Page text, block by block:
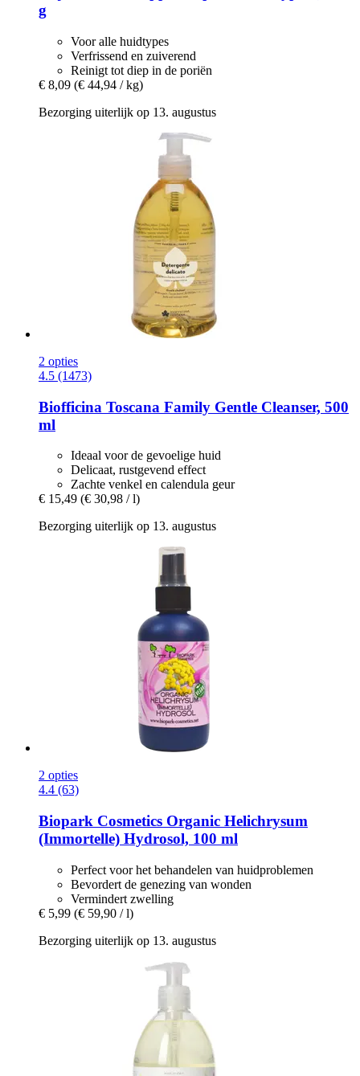
g
Voor alle huidtypes
Verfrissend en zuiverend
Reinigt tot diep in de poriën
€ 8,09 (€ 44,94 / kg)
Bezorging uiterlijk op 13. augustus
2 opties
4.5 (1473)
Biofficina Toscana Family Gentle Cleanser, 500
ml
Ideaal voor de gevoelige huid
Delicaat, rustgevend effect
Zachte venkel en calendula geur
€ 15,49 (€ 30,98 / l)
Bezorging uiterlijk op 13. augustus
2 opties
4.4 (63)
Biopark Cosmetics Organic Helichrysum
(Immortelle) Hydrosol, 100 ml
Perfect voor het behandelen van huidproblemen
Bevordert de genezing van wonden
Vermindert zwelling
€ 5,99 (€ 59,90 / l)
Bezorging uiterlijk op 13. augustus